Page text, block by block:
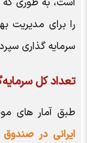
را برای
سرمایه گذاری
تعداد کل
طبق آمار های
ایرانی در